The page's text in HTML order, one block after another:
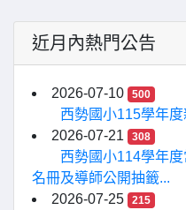
近月內熱門公告
2026-07-10 500
西勢國小115學年
2026-07-21
308
西勢國小114學年
名冊及導師公開抽籤...
2026-07-25
215